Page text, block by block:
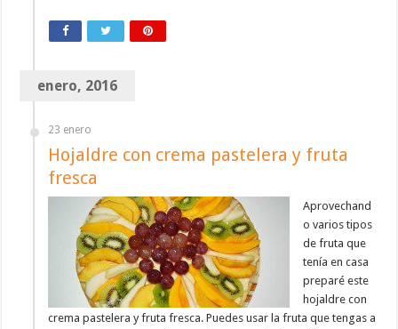
enero, 2016
23 enero
Hojaldre con crema pastelera y fruta
fresca
Aprovechand
o varios tipos
de fruta que
tenía en casa
preparé este
hojaldre con
crema pastelera y fruta fresca. Puedes usar la fruta que tengas a